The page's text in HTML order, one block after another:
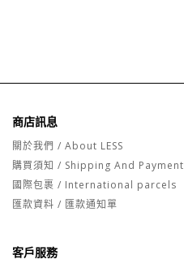
商店訊息
關於我們 / About LESS
購買須知 / Shipping And Payment
國際包裹 / International parcels
匯款資料 / 匯款通知單
客戶服務